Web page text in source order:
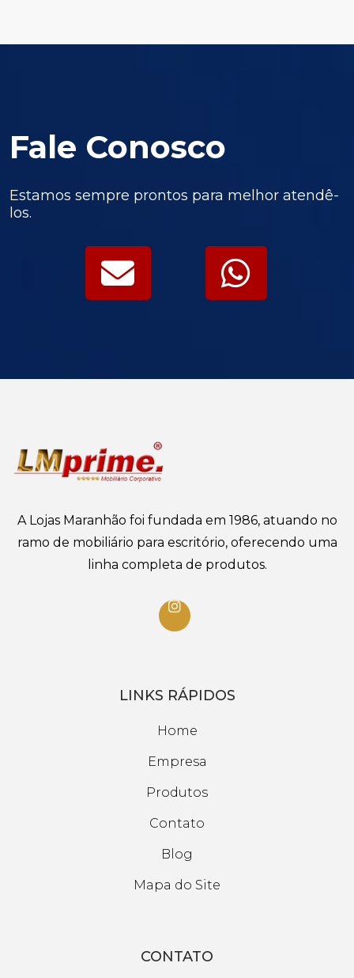
Fale Conosco
Estamos sempre prontos para melhor atendê-
los.
A Lojas Maranhão foi fundada em 1986, atuando no
ramo de mobiliário para escritório, oferecendo uma
linha completa de produtos.
LINKS RÁPIDOS
Home
Empresa
Produtos
Contato
Blog
Mapa do Site
CONTATO